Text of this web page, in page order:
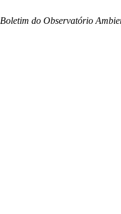
Boletim do Observatório